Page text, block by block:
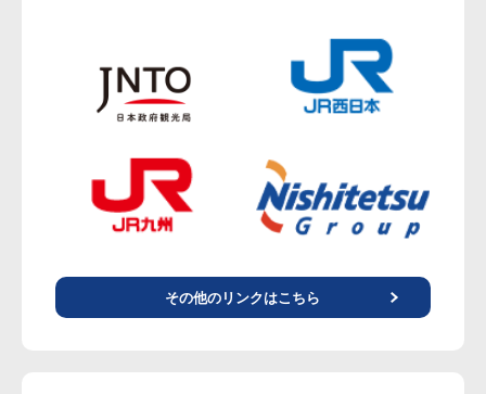
その他のリンクはこちら